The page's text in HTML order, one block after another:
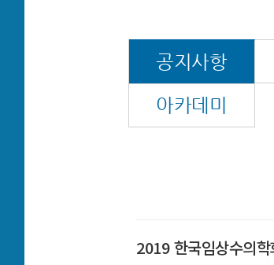
공지사항
아카데미
2019 한국임상수의